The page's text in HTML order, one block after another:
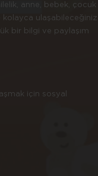
anne, bebek, çocuk
ulaşabileceğiniz
bir bilgi ve paylaşım
için sosyal